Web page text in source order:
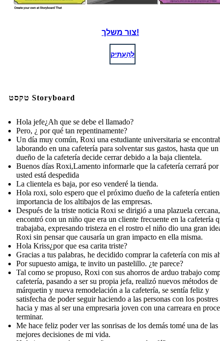
צור משלך!
לְהַעְתִיק
טקסט Storyboard
Hola jefe¿Ah que se debe el llamado?
Pero, ¿ por qué tan repentinamente?
Un día muy común, Roxi una estudiante universitaria se
laborando en una cafetería para solventar sus gastos, hasta que
dueño de la cafetería decide cerrar debido a la baja clientela.
Buenos días Roxi,Lamento informarle que la cafetería cerrará por
usted está despedida
La clientela es baja, por eso venderé la tienda.
Hola roxi, solo espero que el próximo dueño de la cafetería
importancia de los altibajos de las empresas.
Después de la triste noticia Roxi se dirigió a una plazuela
encontró con un niño que era un cliente frecuente en la cafetería
trabajaba, expresando tristeza en el rostro el niño dio una gran
Roxi sin pensar que causaría un gran impacto en ella misma.
Hola Kriss¿por que esa carita triste?
Gracias a tus palabras, he decidido comprar la cafetería con mis
Por supuesto amiga, te invito un pastelillo. ¿te parece?
Tal como se propuso, Roxi con sus ahorros de arduo trabajo
cafetería, pasando a ser su propia jefa, realizó nuevos métodos de
márquetin y nueva remodelación a la cafetería, se sentía feliz y
satisfecha de poder seguir haciendo a las personas con los postres
hacia y mas al ser una empresaria joven con una carreara en
terminar.
Me hace feliz poder ver las sonrisas de los demás tomé una de las
mejores decisiones de mi vida.